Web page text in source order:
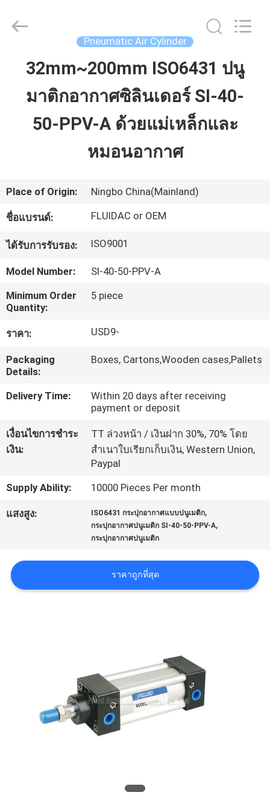
บ้าน
สินค้า
เกี่ยว
ทัวร์
โรงงาน
ควบคุม
คุณภาพ
ติดต่อ
เรา
ใบ
เสนอ
แผนผัง
FLUID
AUTOMATIC
Reserved.
Pneumatic Air Cylinder
32mm~200mm ISO6431 ปนู
มาติกอากาศซิลินเดอร์ SI-40-
50-PPV-A ด้วยแม่เหล็กและ
หมอนอากาศ
Place of Origin: Ningbo China(Mainland)
ชื่อแบรนด์: FLUIDAC or OEM
ได้รับการรับรอง: ISO9001
Model Number:
SI-40-50-PPV-A
Minimum Order
Quantity:
5 piece
ราคา: USD9-
Packaging
Details:
Boxes, Cartons,Wooden cases,Pallets
Delivery Time:
Within 20 days after receiving
payment or deposit
เงื่อนไขการชำระ
เงิน:
TT ล่วงหน้า / เงินฝาก 30%, 70% โดย
สำเนาใบเรียกเก็บเงิน, Western Union,
Paypal
Supply Ability:
10000 Pieces Per month
แสงสูง: ISO6431 กระปุกอากาศแบบปนูเมติก,
กระปุกอากาศปนูเมติก SI-40-50-PPV-A,
กระปุกอากาศปนูเมติก
ราคาถูกที่สุด